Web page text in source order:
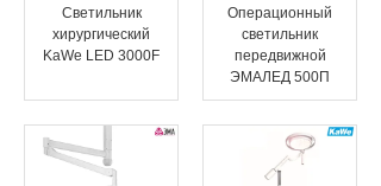
Светильник
хирургический
KaWe LED 3000F
Операционный
светильник
передвижной
ЭМАЛЕД 500П